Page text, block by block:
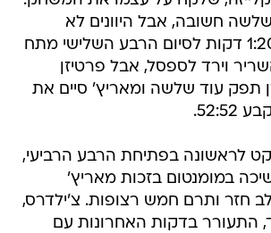
חשובה, אבל היוונים לא
הצליחו לברוח. 1:20 דקות לסיום הרבע השלישי מתח
וירד לספסל, אבל פרטיזן
תפק עוד שלשה ומאריץ' סיים את
לראשונה בפתיחת הרבע הרביעי,
במומנטום בזכות מאריץ'
חזר ותרם חמש רצופות. צ'ילדרס,
התעורר בדקות האחרונות עם